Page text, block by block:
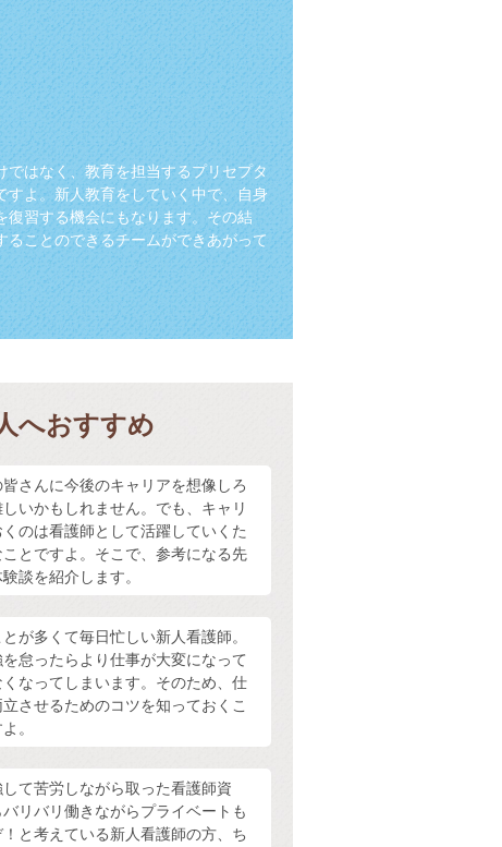
はなく、教育を担当するプリセプタ
すよ。新人教育をしていく中で、自身
習する機会にもなります。その結
ことのできるチームができあがって
へおすすめ
さんに今後のキャリアを想像しろ
いかもしれません。でも、キャリ
のは看護師として活躍していくた
とですよ。そこで、参考になる先
談を紹介します。
が多くて毎日忙しい新人看護師。
怠ったらより仕事が大変になって
なってしまいます。そのため、仕
させるためのコツを知っておくこ
。
て苦労しながら取った看護師資
リバリ働きながらプライベートも
と考えている新人看護師の方、ち